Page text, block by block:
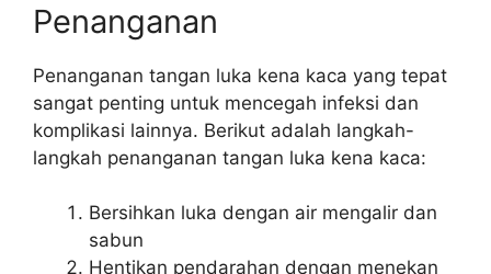
Penanganan
Penanganan tangan luka kena kaca yang tepat
sangat penting untuk mencegah infeksi dan
komplikasi lainnya. Berikut adalah langkah-
langkah penanganan tangan luka kena kaca:
Bersihkan luka dengan air mengalir dan
sabun
Hentikan pendarahan dengan menekan